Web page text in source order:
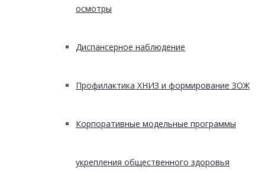
осмотры
Диспансерное наблюдение
Профилактика ХНИЗ и формирование ЗОЖ
Корпоративные модельные программы
укрепления общественного здоровья